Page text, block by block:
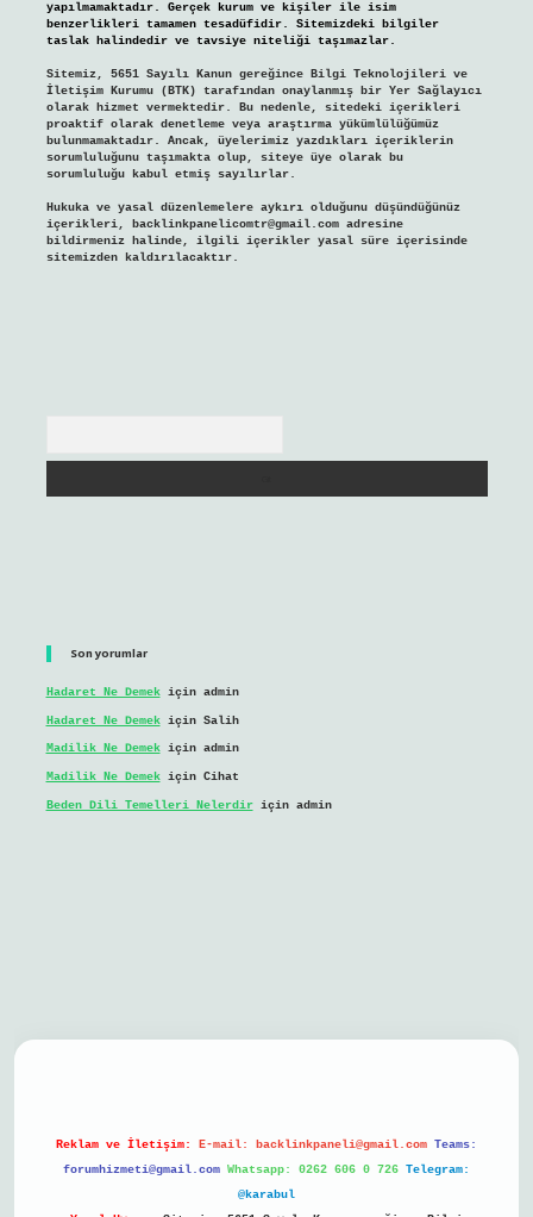
yapılmamaktadır. Gerçek kurum ve kişiler ile isim
benzerlikleri tamamen tesadüfidir. Sitemizdeki bilgiler
taslak halindedir ve tavsiye niteliği taşımazlar.
Sitemiz, 5651 Sayılı Kanun gereğince Bilgi Teknolojileri ve
İletişim Kurumu (BTK) tarafından onaylanmış bir Yer Sağlayıcı
olarak hizmet vermektedir. Bu nedenle, sitedeki içerikleri
proaktif olarak denetleme veya araştırma yükümlülüğümüz
bulunmamaktadır. Ancak, üyelerimiz yazdıkları içeriklerin
sorumluluğunu taşımakta olup, siteye üye olarak bu
sorumluluğu kabul etmiş sayılırlar.
Hukuka ve yasal düzenlemelere aykırı olduğunu düşündüğünüz
içerikleri, backlinkpanelicomtr@gmail.comadresine
bildirmeniz halinde, ilgili içerikler yasal süre içerisinde
sitemizden kaldırılacaktır.
Son yorumlar
Hadaret Ne Demekiçin admin
Hadaret Ne Demekiçin Salih
Madilik Ne Demekiçin admin
Madilik Ne Demekiçin Cihat
Beden Dili Temelleri Nelerdiriçin admin
Reklam ve İletişim: E-mail: backlinkpaneli@gmail.com Teams:
forumhizmeti@gmail.com Whatsapp: 0262 606 0 726 Telegram:
@karabul